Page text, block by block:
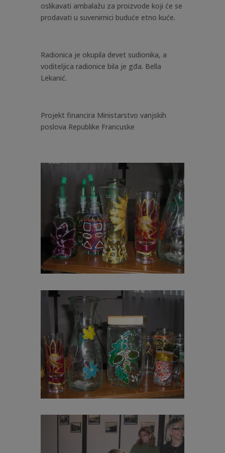
oslikavati ambalažu za proizvode koji će se
prodavati u suvenirnici buduće etno kuće.
Radionica je okupila devet sudionika, a
voditeljica radionice bila je gđa. Bella
Lekanić.
Projekt financira Ministarstvo vanjskih
poslova Republike Francuske